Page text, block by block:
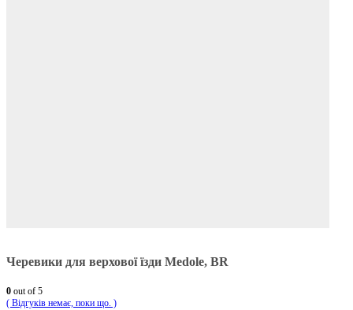
Черевики для верхової їзди Medole, BR
0 out of 5
( Відгуків немає, поки що. )